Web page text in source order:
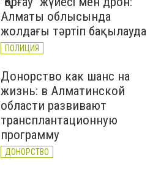
Алматы облысында
жолдағы тәртіп бақылауда
ПОЛИЦИЯ
Донорство как шанс на
жизнь: в Алматинской
области развивают
трансплантационную
программу
ДОНОРСТВО